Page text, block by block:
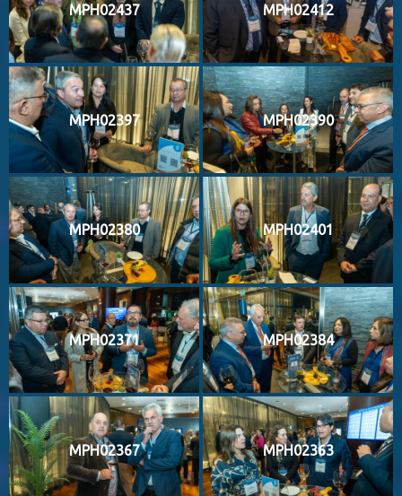
MPH02437 MPH02412
MPH02397 MPH02390
MPH02380 MPH02401
MPH02371 MPH02384
MPH02367 MPH02363